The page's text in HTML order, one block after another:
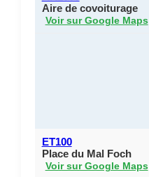
Aire de covoiturage
Voir sur Google Maps
ET100
Place du Mal Foch
Voir sur Google Maps